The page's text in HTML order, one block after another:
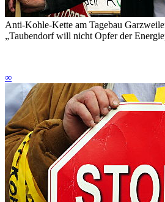
Anti-Kohle-Kette am Tagebau
„Taubendorf will nicht Opfer der
∞